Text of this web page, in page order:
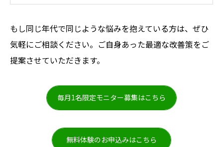
もし同じ年代で同じような悩みを抱えている方は、ぜひ
気軽にご相談ください。ご自身あった最適な改善策をご
提案させていただきます。
毎月1名限定モニター募集はこちら
無料体験のお申込みはこちら